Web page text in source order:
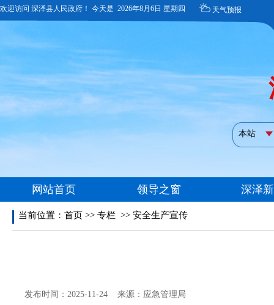
当前位置： 首页 >> 专栏 >> 安全生产宣传
发布时间：2025-11-24 来源：应急管理局